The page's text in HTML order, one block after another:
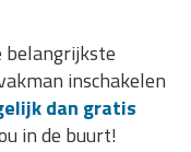
belangrijkste
inschakelen
dan gratis
in de buurt!